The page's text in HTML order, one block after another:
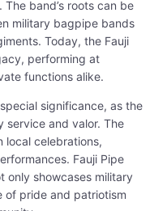
band’s roots can be
military bagpipe bands
Today, the Fauji
performing at
functions alike.
significance, as the
service and valor. The
local celebrations,
Fauji Pipe
only showcases military
of pride and patriotism